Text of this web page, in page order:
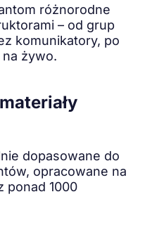
różnorodne
– od grup
komunikatory, po
żywo.
dopasowane do
opracowane na
ponad 1000